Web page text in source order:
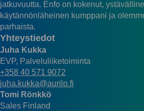
jatkuvuutta. Enfo on kokenut,
käytännönläheinen kumppani ja
parhaista.
Yhteystiedot
Juha Kukka
EVP, Palveluliiketoiminta
+358 40 571 9072
juha.kukka@aurilo.fi
Tomi Rönkkö
Sales Finland